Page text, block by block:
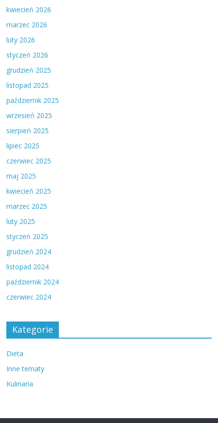
kwiecień 2026
marzec 2026
luty 2026
styczeń 2026
grudzień 2025
listopad 2025
październik 2025
wrzesień 2025
sierpień 2025
lipiec 2025
czerwiec 2025
maj 2025
kwiecień 2025
marzec 2025
luty 2025
styczeń 2025
grudzień 2024
listopad 2024
październik 2024
czerwiec 2024
Kategorie
Dieta
Inne tematy
Kulinaria